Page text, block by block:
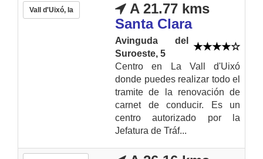
Vall d'Uixó, la
A 21.77 kms
Santa Clara
Avinguda del
Suroeste, 5
Centro en La Vall d'Uixó
donde puedes realizar todo el
tramite de la renovación de
carnet de conducir. Es un
centro autorizado por la
Jefatura de Tráf...